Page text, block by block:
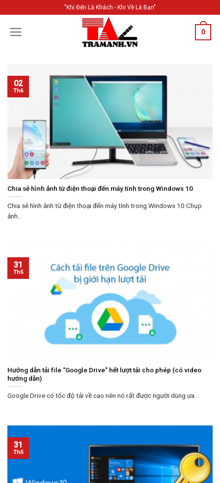
content
"Khi Đến Là Khách - Khi Về Là Bạn"
0
Chia sẻ hình ảnh từ điện thoại đến máy tính trong Windows 10
Chia sẻ hình ảnh từ điện thoại đến máy tính trong Windows 10 Chụp
ảnh...
02
Th6
Hướng dẫn tải file “Google Drive” hết lượt tải cho phép (có video
hướng dẫn)
Google Drive có tốc độ tải về cao nên nó rất được người dùng ưa...
31
Th5
31
Th5